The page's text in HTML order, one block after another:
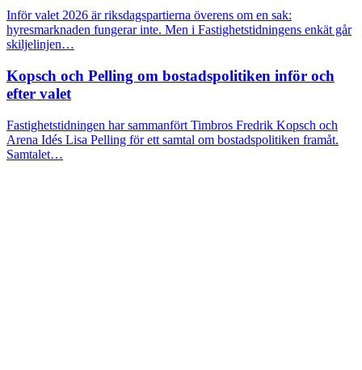
Inför valet 2026 är riksdagspartierna överens om en sak:
hyresmarknaden fungerar inte. Men i Fastighetstidningens enkät går
skiljelinjen…
Kopsch och Pelling om bostadspolitiken inför och
efter valet
Fastighetstidningen har sammanfört Timbros Fredrik Kopsch och
Arena Idés Lisa Pelling för ett samtal om bostadspolitiken framåt.
Samtalet…